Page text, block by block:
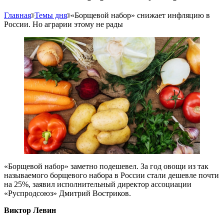
Главная Темы дня «Борщевой набор» снижает инфляцию в
России. Но аграрии этому не рады
«Борщевой набор» заметно подешевел. За год овощи из так
называемого борщевого набора в России стали дешевле почти
на 25%, заявил исполнительный директор ассоциации
«Руспродсоюз» Дмитрий Востриков.
Виктор Левин